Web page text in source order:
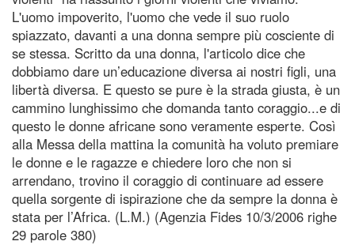
L'uomo impoverito, l'uomo che vede il suo ruolo
spiazzato, davanti a una donna sempre più cosciente di
se stessa. Scritto da una donna, l'articolo dice che
dobbiamo dare un’educazione diversa ai nostri figli, una
libertà diversa. E questo se pure è la strada giusta, è un
cammino lunghissimo che domanda tanto coraggio...e di
questo le donne africane sono veramente esperte. Così
alla Messa della mattina la comunità ha voluto premiare
le donne e le ragazze e chiedere loro che non si
arrendano, trovino il coraggio di continuare ad essere
quella sorgente di ispirazione che da sempre la donna è
stata per l’Africa. (L.M.) (Agenzia Fides 10/3/2006 righe
29 parole 380)